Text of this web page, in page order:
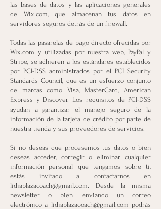
las bases de datos y las aplicaciones generales
de Wix.com, que almacenan tus datos en
servidores seguros detrás de un firewall.
Todas las pasarelas de pago directo ofrecidas por
Wix.com y utilizadas por nuestra web, PayPal y
Stripe, se adhieren a los estándares establecidos
por PCI-DSS administrados por el PCI Security
Standards Council, que es un esfuerzo conjunto
de marcas como Visa, MasterCard, American
Express y Discover. Los requisitos de PCI-DSS
ayudan a garantizar el manejo seguro de la
información de la tarjeta de crédito por parte de
nuestra tienda y sus proveedores de servicios.
Si no deseas que procesemos tus datos o bien
deseas acceder, corregir o eliminar cualquier
información personal que tengamos sobre ti,
estás invitado a contactarnos en
lidiaplazacoach@gmail.com. Desde la misma
newsletter o bien enviando un correo
electrónico a lidiaplazacoach@gmail.com podrás